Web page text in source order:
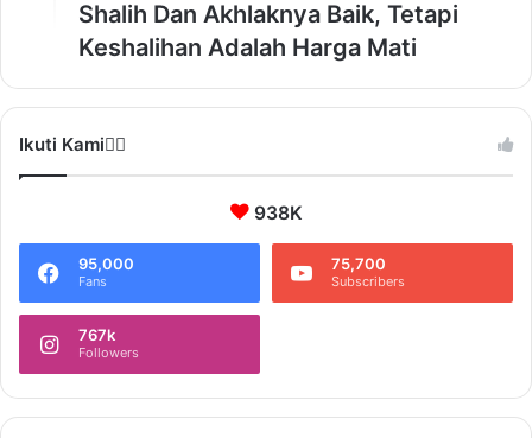
Shalih Dan Akhlaknya Baik, Tetapi
Keshalihan Adalah Harga Mati
Ikuti Kami❤️‍🔥
938K
95,000
Fans
75,700
Subscribers
767k
Followers